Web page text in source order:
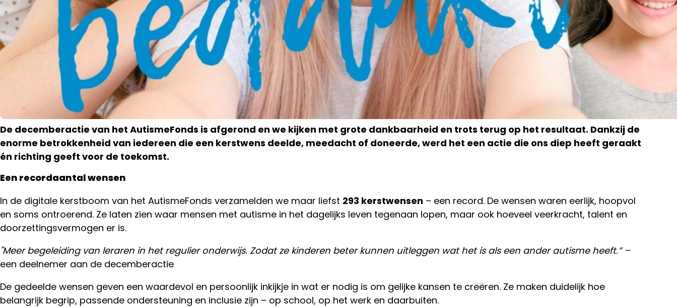
De decemberactie van het AutismeFonds is afgerond en we kijken met grote dankbaarheid en trots terug op het resultaat. Dankzij de
enorme betrokkenheid van iedereen die een kerstwens deelde, meedacht of doneerde, werd het een actie die ons diep heeft geraakt
én richting geeft voor de toekomst.
Een recordaantal wensen
In de digitale kerstboom van het AutismeFonds verzamelden we maar liefst 293 kerstwensen – een record. De wensen waren eerlijk, hoopvol
en soms ontroerend. Ze laten zien waar mensen met autisme in het dagelijks leven tegenaan lopen, maar ook hoeveel veerkracht, talent en
doorzettingsvermogen er is.
"Meer begeleiding van leraren in het regulier onderwijs. Zodat ze kinderen beter kunnen uitleggen wat het is als een ander autisme heeft.” –
een deelnemer aan de decemberactie
De gedeelde wensen geven een waardevol en persoonlijk inkijkje in wat er nodig is om gelijke kansen te creëren. Ze maken duidelijk hoe
belangrijk begrip, passende ondersteuning en inclusie zijn – op school, op het werk en daarbuiten.
Deel
dit
bericht